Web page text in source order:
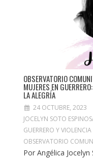
OBSERVATORIO
MUJERES EN
LA ALEGRÍA
24 OCTUBRE, 2023
JOCELYN SOTO
GUERRERO Y
OBSERVATORIO
Por Angélica